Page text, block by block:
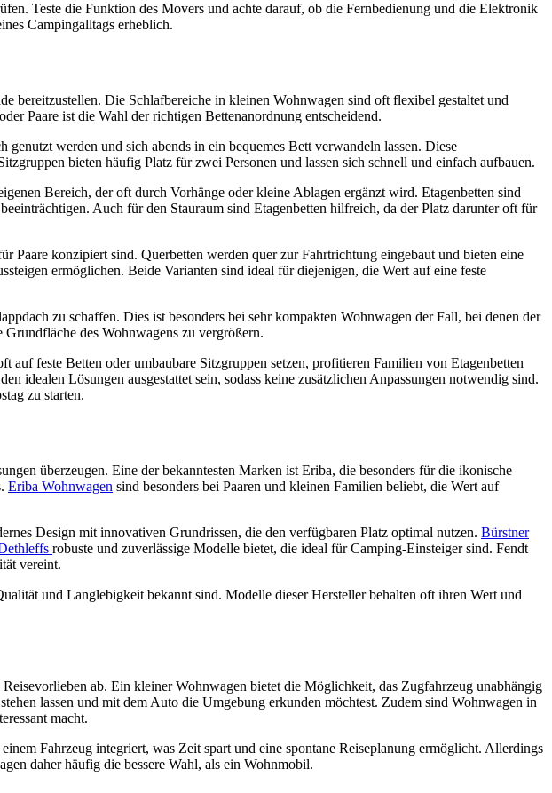
Teste die Funktion des Movers und achte darauf, ob die Fernbedienung und die Elektronik
Campingalltags erheblich.
bereitzustellen. Die Schlafbereiche in kleinen Wohnwagen sind oft flexibel gestaltet und
Paare ist die Wahl der richtigen Bettenanordnung entscheidend.
werden und sich abends in ein bequemes Bett verwandeln lassen. Diese
bieten häufig Platz für zwei Personen und lassen sich schnell und einfach aufbauen.
Bereich, der oft durch Vorhänge oder kleine Ablagen ergänzt wird. Etagenbetten sind
Auch für den Stauraum sind Etagenbetten hilfreich, da der Platz darunter oft für
konzipiert sind. Querbetten werden quer zur Fahrtrichtung eingebaut und bieten eine
ermöglichen. Beide Varianten sind ideal für diejenigen, die Wert auf eine feste
zu schaffen. Dies ist besonders bei sehr kompakten Wohnwagen der Fall, bei denen der
des Wohnwagens zu vergrößern.
feste Betten oder umbaubare Sitzgruppen setzen, profitieren Familien von Etagenbetten
idealen Lösungen ausgestattet sein, sodass keine zusätzlichen Anpassungen notwendig sind.
zu starten.
überzeugen. Eine der bekanntesten Marken ist Eriba, die besonders für die ikonische
Eriba Wohnwagen sind besonders bei Paaren und kleinen Familien beliebt, die Wert auf
Design mit innovativen Grundrissen, die den verfügbaren Platz optimal nutzen. Bürstner
robuste und zuverlässige Modelle bietet, die ideal für Camping-Einsteiger sind. Fendt
vereint.
und Langlebigkeit bekannt sind. Modelle dieser Hersteller behalten oft ihren Wert und
ab. Ein kleiner Wohnwagen bietet die Möglichkeit, das Zugfahrzeug unabhängig
lassen und mit dem Auto die Umgebung erkunden möchtest. Zudem sind Wohnwagen in
macht.
Fahrzeug integriert, was Zeit spart und eine spontane Reiseplanung ermöglicht. Allerdings
daher häufig die bessere Wahl, als ein Wohnmobil.